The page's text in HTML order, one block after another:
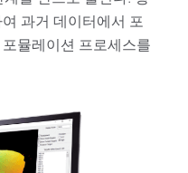
과거 데이터에서 포
뮬레이션 프로세스를